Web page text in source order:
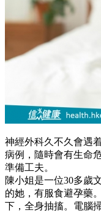
神經外科久不久會遇
病例，隨時會有生命
準備工夫。
陳小姐是一位30多歲
的她，有服食避孕藥
下，全身抽搐。電腦